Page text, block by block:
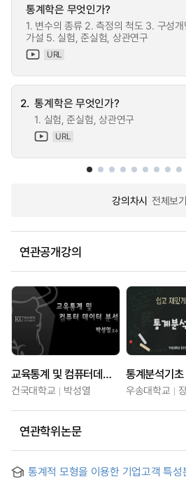
통계학은 무엇인가?
1. 변수의 종류 2. 측정의 척도 3. 구성
가설 5. 실험, 준실험, 상관연구
URL
2. 통계학은 무엇인가?
1. 실험, 준실험, 상관연구
URL
강의차시 전체보기
연관공개강의
교육통계 및 컴퓨터데이터분석
건국대학교 박성열
통계분석기초
우송대학교
연관학위논문
통계적 모형을 이용한 기업고객 특